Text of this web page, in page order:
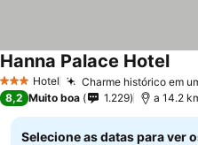
3 EstrelasHotel Charme histórico em
Hanna Palace Hotel
8,2 Muito boa 1.229 a 14.2
Selecione as datas para ver